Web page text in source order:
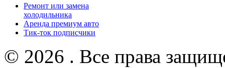
Ремонт или замена
холодильника
Аренда премиум авто
Тик-ток подписчики
© 2026 . Все права